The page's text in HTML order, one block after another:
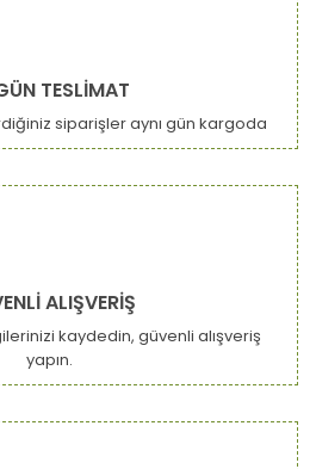
TESLİMAT
siparişler aynı gün kargoda
ALIŞVERİŞ
kaydedin, güvenli alışveriş
yapın.